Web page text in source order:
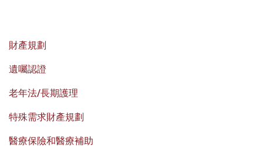
財產規劃
遺囑認證
老年法/長期護理
特殊需求財產規劃
醫療保險和醫療補助